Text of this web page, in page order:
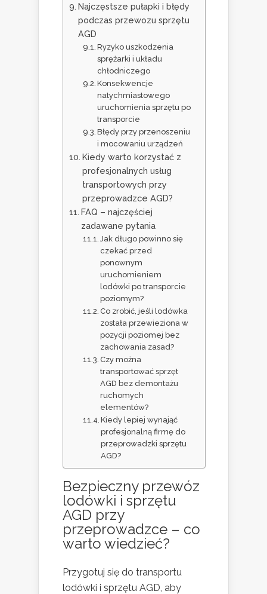
Najczęstsze pułapki i błędy
podczas przewozu sprzętu
AGD
Ryzyko uszkodzenia
sprężarki i układu
chłodniczego
Konsekwencje
natychmiastowego
uruchomienia sprzętu po
transporcie
Błędy przy przenoszeniu
i mocowaniu urządzeń
Kiedy warto korzystać z
profesjonalnych usług
transportowych przy
przeprowadzce AGD?
FAQ – najczęściej
zadawane pytania
Jak długo powinno się
czekać przed
ponownym
uruchomieniem
lodówki po transporcie
poziomym?
Co zrobić, jeśli lodówka
została przewieziona w
pozycji poziomej bez
zachowania zasad?
Czy można
transportować sprzęt
AGD bez demontażu
ruchomych
elementów?
Kiedy lepiej wynająć
profesjonalną firmę do
przeprowadzki sprzętu
AGD?
Bezpieczny przewóz
lodówki i sprzętu
AGD przy
przeprowadzce – co
warto wiedzieć?
Przygotuj się do transportu
lodówki i sprzętu AGD, aby